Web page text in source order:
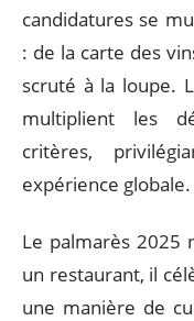
candidatures se
: de la carte des
scruté à la loupe.
multiplient les
critères,
expérience globale.
Le palmarès 2025
un restaurant, il
une manière de